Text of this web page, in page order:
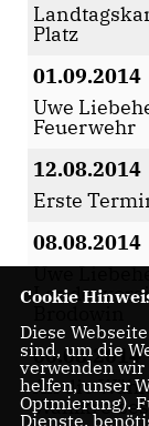
Platz
01.09.2014
Uwe
Feuerwehr
12.08.2014
Erste
08.08.2014
Uwe
06.08.2014
An die
Cookie
Diese
sind, um die
verwenden
helfen, unser
Optmierung).
Dienste,